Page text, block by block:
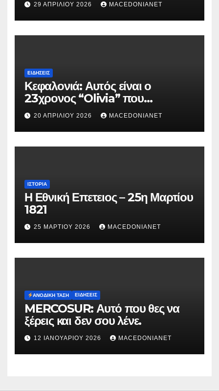
29 ΑΠΡΙΛΊΟΥ 2026 MACEDONIANET
ΕΙΔΉΣΕΙΣ
Κεφαλονιά: Αυτός είναι ο
23χρονος “Olivia” που
κατηγορείται για τον θάνατο της
Μυρτούς
20 ΑΠΡΙΛΊΟΥ 2026 MACEDONIANET
ΙΣΤΟΡΊΑ
Η Εθνική Επετειος – 25η Μαρτίου
1821
25 ΜΑΡΤΊΟΥ 2026 MACEDONIANET
ΑΝΟΔΙΚΉ ΤΆΣΗ ΕΙΔΉΣΕΙΣ
MERCOSUR: Αυτό που θες να
ξέρεις και δεν σου λένε.
12 ΙΑΝΟΥΑΡΊΟΥ 2026 MACEDONIANET